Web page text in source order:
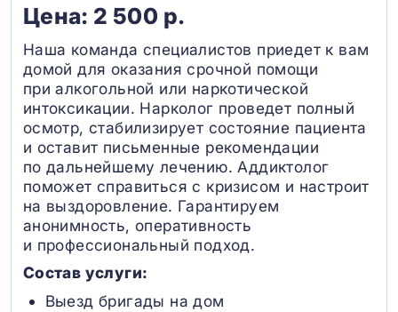
Цена: 2 500 р.
Наша команда специалистов приедет к вам
домой для оказания срочной помощи
при алкогольной или наркотической
интоксикации. Нарколог проведет полный
осмотр, стабилизирует состояние пациента
и оставит письменные рекомендации
по дальнейшему лечению. Аддиктолог
поможет справиться с кризисом и настроит
на выздоровление. Гарантируем
анонимность, оперативность
и профессиональный подход.
Состав услуги:
Выезд бригады на дом